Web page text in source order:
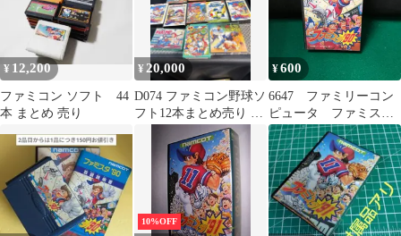
¥ 12,200
ファミコン ソフト 44
本 まとめ 売り
¥ 20,000
D074 ファミコン野球ソ
フト12本まとめ売り フ
ァミスタシリーズ/他
¥600
6647 ファミリーコン
ピュータ ファミス
タ’９０【ジャンク】
10%OFF